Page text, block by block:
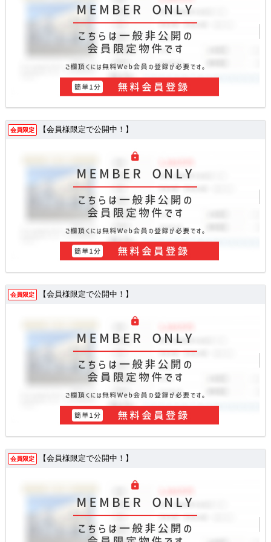
会員限定 【会員様限定で公開中！】
会員限定 【会員様限定で公開中！】
会員限定 【会員様限定で公開中！】